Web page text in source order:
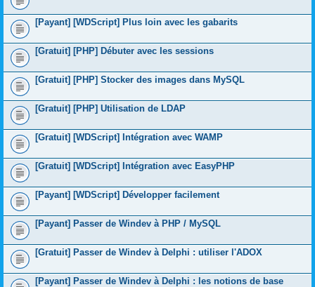
[Payant] [WDScript] Plus loin avec les gabarits
[Gratuit] [PHP] Débuter avec les sessions
[Gratuit] [PHP] Stocker des images dans MySQL
[Gratuit] [PHP] Utilisation de LDAP
[Gratuit] [WDScript] Intégration avec WAMP
[Gratuit] [WDScript] Intégration avec EasyPHP
[Payant] [WDScript] Développer facilement
[Payant] Passer de Windev à PHP / MySQL
[Gratuit] Passer de Windev à Delphi : utiliser l'ADOX
[Payant] Passer de Windev à Delphi : les notions de base